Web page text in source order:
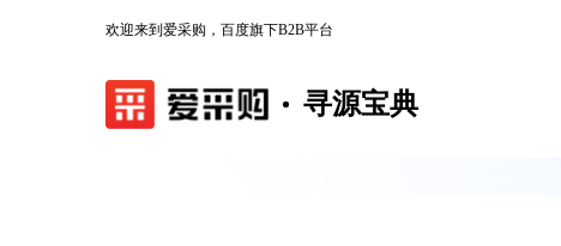
欢迎来到爱采购，百度旗下B2B平台
寻源宝典